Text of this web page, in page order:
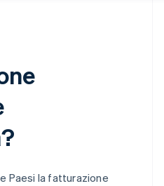
Paesi la fatturazione